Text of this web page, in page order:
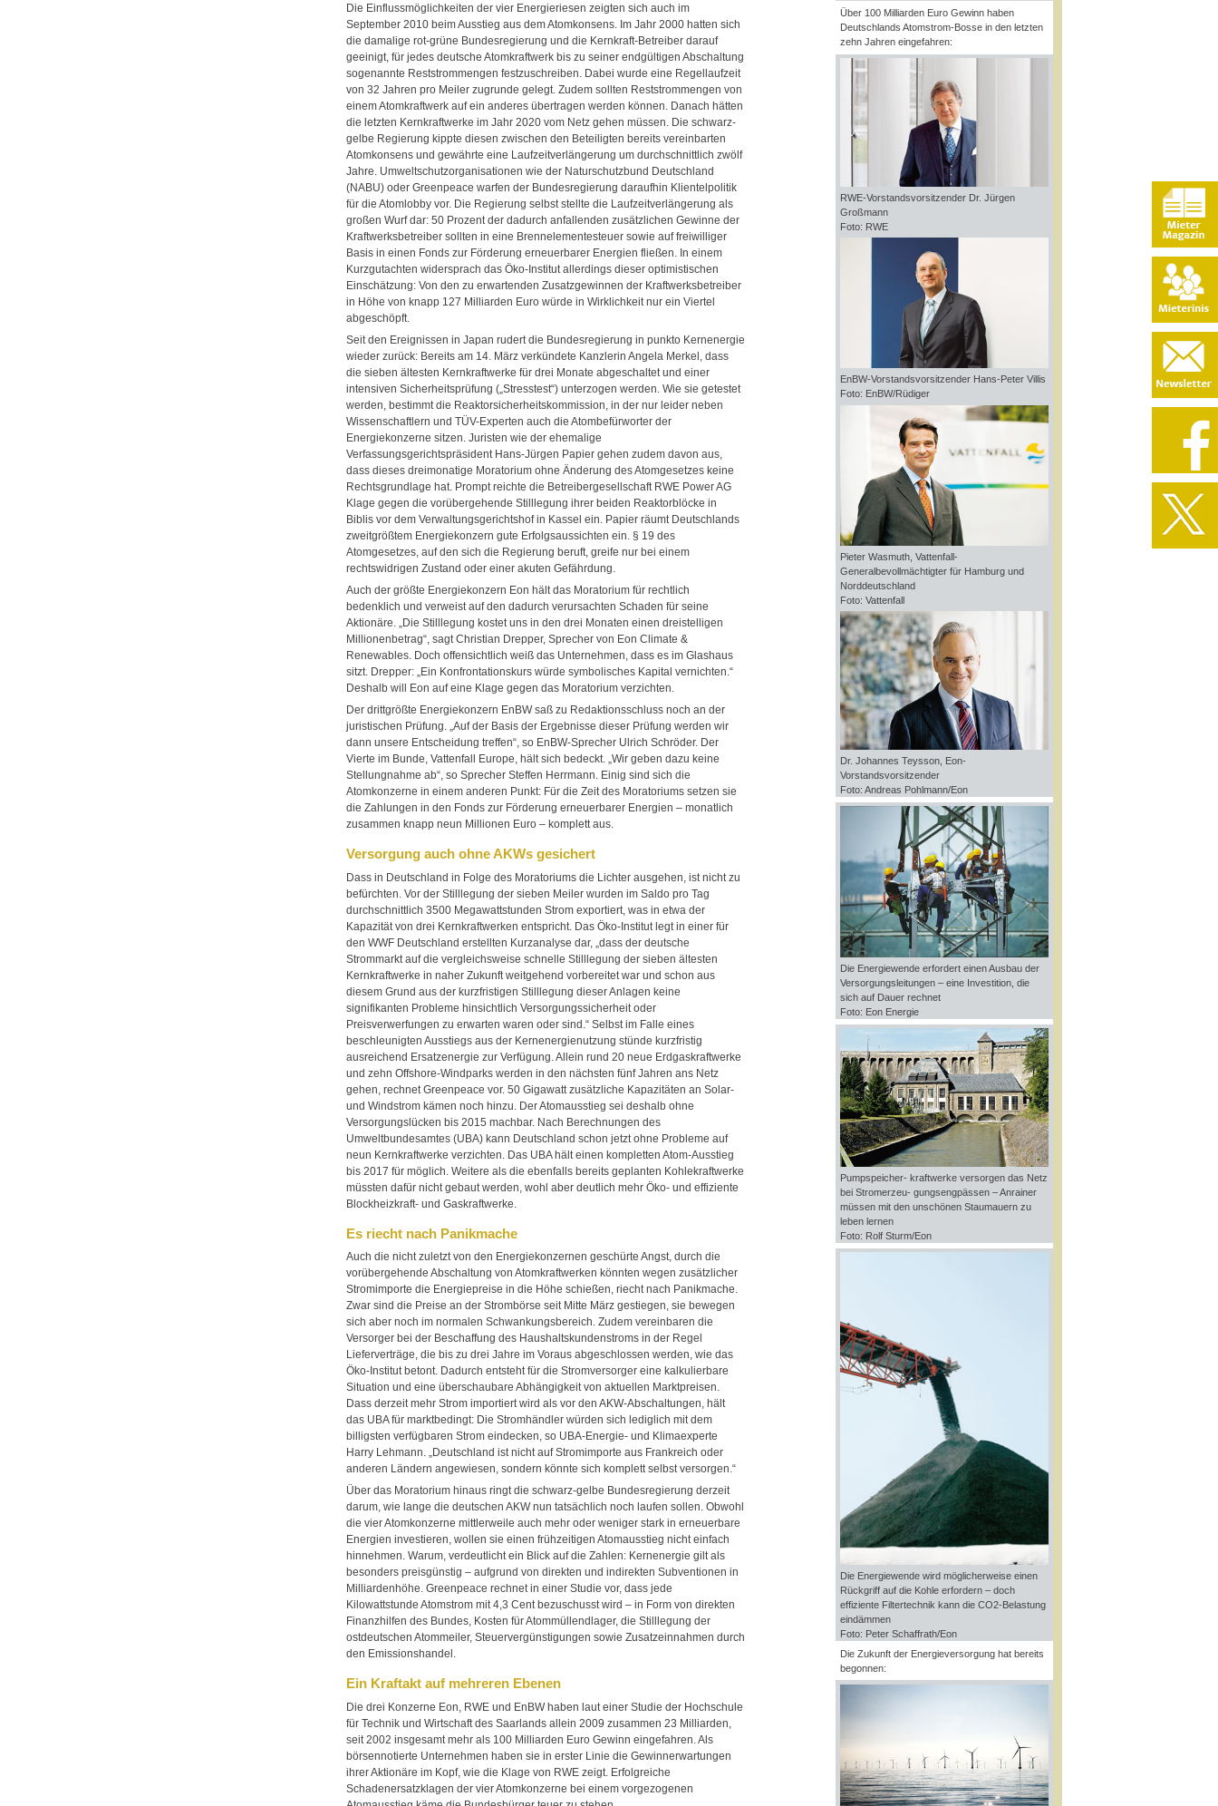
Die Einflussmöglichkeiten der vier Energieriesen zeigten sich auch im
September 2010 beim Ausstieg aus dem Atomkonsens. Im Jahr 2000 hatten sich
die damalige rot-grüne Bundesregierung und die Kernkraft-Betreiber darauf
geeinigt, für jedes deutsche Atomkraftwerk bis zu seiner endgültigen Abschaltung
sogenannte Reststrommengen festzuschreiben. Dabei wurde eine Regellaufzeit
von 32 Jahren pro Meiler zugrunde gelegt. Zudem sollten Reststrommengen von
einem Atomkraftwerk auf ein anderes übertragen werden können. Danach hätten
die letzten Kernkraftwerke im Jahr 2020 vom Netz gehen müssen. Die schwarz-
gelbe Regierung kippte diesen zwischen den Beteiligten bereits vereinbarten
Atomkonsens und gewährte eine Laufzeitverlängerung um durchschnittlich zwölf
Jahre. Umweltschutzorganisationen wie der Naturschutzbund Deutschland
(NABU) oder Greenpeace warfen der Bundesregierung daraufhin Klientelpolitik
für die Atomlobby vor. Die Regierung selbst stellte die Laufzeitverlängerung als
großen Wurf dar: 50 Prozent der dadurch anfallenden zusätzlichen Gewinne der
Kraftwerksbetreiber sollten in eine Brennelementesteuer sowie auf freiwilliger
Basis in einen Fonds zur Förderung erneuerbarer Energien fließen. In einem
Kurzgutachten widersprach das Öko-Institut allerdings dieser optimistischen
Einschätzung: Von den zu erwartenden Zusatzgewinnen der Kraftwerksbetreiber
in Höhe von knapp 127 Milliarden Euro würde in Wirklichkeit nur ein Viertel
abgeschöpft.
Seit den Ereignissen in Japan rudert die Bundesregierung in punkto Kernenergie
wieder zurück: Bereits am 14. März verkündete Kanzlerin Angela Merkel, dass
die sieben ältesten Kernkraftwerke für drei Monate abgeschaltet und einer
intensiven Sicherheitsprüfung („Stresstest“) unterzogen werden. Wie sie getestet
werden, bestimmt die Reaktorsicherheitskommission, in der nur leider neben
Wissenschaftlern und TÜV-Experten auch die Atombefürworter der
Energiekonzerne sitzen. Juristen wie der ehemalige
Verfassungsgerichtspräsident Hans-Jürgen Papier gehen zudem davon aus,
dass dieses dreimonatige Moratorium ohne Änderung des Atomgesetzes keine
Rechtsgrundlage hat. Prompt reichte die Betreibergesellschaft RWE Power AG
Klage gegen die vorübergehende Stilllegung ihrer beiden Reaktorblöcke in
Biblis vor dem Verwaltungsgerichtshof in Kassel ein. Papier räumt Deutschlands
zweitgrößtem Energiekonzern gute Erfolgsaussichten ein. § 19 des
Atomgesetzes, auf den sich die Regierung beruft, greife nur bei einem
rechtswidrigen Zustand oder einer akuten Gefährdung.
Auch der größte Energiekonzern Eon hält das Moratorium für rechtlich
bedenklich und verweist auf den dadurch verursachten Schaden für seine
Aktionäre. „Die Stilllegung kostet uns in den drei Monaten einen dreistelligen
Millionenbetrag“, sagt Christian Drepper, Sprecher von Eon Climate &
Renewables. Doch offensichtlich weiß das Unternehmen, dass es im Glashaus
sitzt. Drepper: „Ein Konfrontationskurs würde symbolisches Kapital vernichten.“
Deshalb will Eon auf eine Klage gegen das Moratorium verzichten.
Der drittgrößte Energiekonzern EnBW saß zu Redaktionsschluss noch an der
juristischen Prüfung. „Auf der Basis der Ergebnisse dieser Prüfung werden wir
dann unsere Entscheidung treffen“, so EnBW-Sprecher Ulrich Schröder. Der
Vierte im Bunde, Vattenfall Europe, hält sich bedeckt. „Wir geben dazu keine
Stellungnahme ab“, so Sprecher Steffen Herrmann. Einig sind sich die
Atomkonzerne in einem anderen Punkt: Für die Zeit des Moratoriums setzen sie
die Zahlungen in den Fonds zur Förderung erneuerbarer Energien – monatlich
zusammen knapp neun Millionen Euro – komplett aus.
Versorgung auch ohne AKWs gesichert
Dass in Deutschland in Folge des Moratoriums die Lichter ausgehen, ist nicht zu
befürchten. Vor der Stilllegung der sieben Meiler wurden im Saldo pro Tag
durchschnittlich 3500 Megawattstunden Strom exportiert, was in etwa der
Kapazität von drei Kernkraftwerken entspricht. Das Öko-Institut legt in einer für
den WWF Deutschland erstellten Kurzanalyse dar, „dass der deutsche
Strommarkt auf die vergleichsweise schnelle Stilllegung der sieben ältesten
Kernkraftwerke in naher Zukunft weitgehend vorbereitet war und schon aus
diesem Grund aus der kurzfristigen Stilllegung dieser Anlagen keine
signifikanten Probleme hinsichtlich Versorgungssicherheit oder
Preisverwerfungen zu erwarten waren oder sind.“ Selbst im Falle eines
beschleunigten Ausstiegs aus der Kernenergienutzung stünde kurzfristig
ausreichend Ersatzenergie zur Verfügung. Allein rund 20 neue Erdgaskraftwerke
und zehn Offshore-Windparks werden in den nächsten fünf Jahren ans Netz
gehen, rechnet Greenpeace vor. 50 Gigawatt zusätzliche Kapazitäten an Solar-
und Windstrom kämen noch hinzu. Der Atomausstieg sei deshalb ohne
Versorgungslücken bis 2015 machbar. Nach Berechnungen des
Umweltbundesamtes (UBA) kann Deutschland schon jetzt ohne Probleme auf
neun Kernkraftwerke verzichten. Das UBA hält einen kompletten Atom-Ausstieg
bis 2017 für möglich. Weitere als die ebenfalls bereits geplanten Kohlekraftwerke
müssten dafür nicht gebaut werden, wohl aber deutlich mehr Öko- und effiziente
Blockheizkraft- und Gaskraftwerke.
Es riecht nach Panikmache
Auch die nicht zuletzt von den Energiekonzernen geschürte Angst, durch die
vorübergehende Abschaltung von Atomkraftwerken könnten wegen zusätzlicher
Stromimporte die Energiepreise in die Höhe schießen, riecht nach Panikmache.
Zwar sind die Preise an der Strombörse seit Mitte März gestiegen, sie bewegen
sich aber noch im normalen Schwankungsbereich. Zudem vereinbaren die
Versorger bei der Beschaffung des Haushaltskundenstroms in der Regel
Lieferverträge, die bis zu drei Jahre im Voraus abgeschlossen werden, wie das
Öko-Institut betont. Dadurch entsteht für die Stromversorger eine kalkulierbare
Situation und eine überschaubare Abhängigkeit von aktuellen Marktpreisen.
Dass derzeit mehr Strom importiert wird als vor den AKW-Abschaltungen, hält
das UBA für marktbedingt: Die Stromhändler würden sich lediglich mit dem
billigsten verfügbaren Strom eindecken, so UBA-Energie- und Klimaexperte
Harry Lehmann. „Deutschland ist nicht auf Stromimporte aus Frankreich oder
anderen Ländern angewiesen, sondern könnte sich komplett selbst versorgen.“
Über das Moratorium hinaus ringt die schwarz-gelbe Bundesregierung derzeit
darum, wie lange die deutschen AKW nun tatsächlich noch laufen sollen. Obwohl
die vier Atomkonzerne mittlerweile auch mehr oder weniger stark in erneuerbare
Energien investieren, wollen sie einen frühzeitigen Atomausstieg nicht einfach
hinnehmen. Warum, verdeutlicht ein Blick auf die Zahlen: Kernenergie gilt als
besonders preisgünstig – aufgrund von direkten und indirekten Subventionen in
Milliardenhöhe. Greenpeace rechnet in einer Studie vor, dass jede
Kilowattstunde Atomstrom mit 4,3 Cent bezuschusst wird – in Form von direkten
Finanzhilfen des Bundes, Kosten für Atommüllendlager, die Stilllegung der
ostdeutschen Atommeiler, Steuervergünstigungen sowie Zusatzeinnahmen durch
den Emissionshandel.
Ein Kraftakt auf mehreren Ebenen
Die drei Konzerne Eon, RWE und EnBW haben laut einer Studie der Hochschule
für Technik und Wirtschaft des Saarlands allein 2009 zusammen 23 Milliarden,
seit 2002 insgesamt mehr als 100 Milliarden Euro Gewinn eingefahren. Als
börsennotierte Unternehmen haben sie in erster Linie die Gewinnerwartungen
ihrer Aktionäre im Kopf, wie die Klage von RWE zeigt. Erfolgreiche
Schadenersatzklagen der vier Atomkonzerne bei einem vorgezogenen
Über 100 Milliarden Euro Gewinn haben
Deutschlands Atomstrom-Bosse in den letzten
zehn Jahren eingefahren:
RWE-Vorstandsvorsitzender Dr. Jürgen
Großmann
Foto: RWE
EnBW-Vorstandsvorsitzender Hans-Peter Villis
Foto: EnBW/Rüdiger
Pieter Wasmuth, Vattenfall-
Generalbevollmächtigter für Hamburg und
Norddeutschland
Foto: Vattenfall
Dr. Johannes Teysson, Eon-
Vorstandsvorsitzender
Foto: Andreas Pohlmann/Eon
Die Energiewende erfordert einen Ausbau der
Versorgungsleitungen – eine Investition, die
sich auf Dauer rechnet
Foto: Eon Energie
Pumpspeicher- kraftwerke versorgen das Netz
bei Stromerzeu- gungsengpässen – Anrainer
müssen mit den unschönen Staumauern zu
leben lernen
Foto: Rolf Sturm/Eon
Die Energiewende wird möglicherweise einen
Rückgriff auf die Kohle erfordern – doch
effiziente Filtertechnik kann die CO2-Belastung
eindämmen
Foto: Peter Schaffrath/Eon
Die Zukunft der Energieversorgung hat bereits
begonnen: